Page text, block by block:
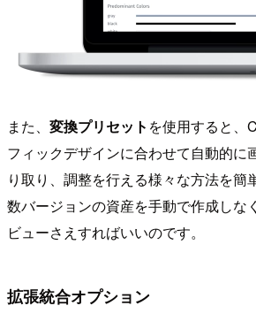
また、 変換プリセット を使用すると、
フィックデザインに合わせて自動的に
り取り、調整を行える様々な方法を簡
数バージョンの資産を手動で作成しな
ビューさえすればいいのです。
拡張統合オプション